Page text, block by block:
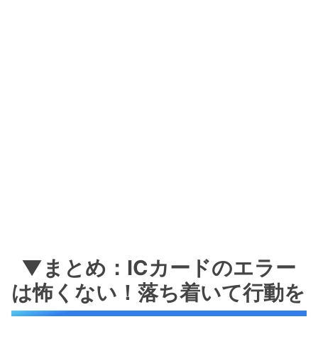
▼まとめ：ICカードのエラー
は怖くない！落ち着いて行動を